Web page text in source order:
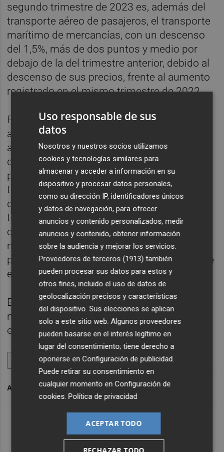
segundo trimestre de 2023 es, además del
transporte aéreo de pasajeros, el transporte
marítimo de mercancías, con un descenso
del 1,5%, más de dos puntos y medio por
debajo de la del trimestre anterior, debido al
descenso de sus precios, frente al aumento
registrado en el mismo trimestre de 2022.
Por su parte, entre las actividades cuya tasa
anual se acelera respecto al trimestre
anterior destacan las telecomunicaciones,
que presenta una tasa anual del 3%, casi 2,5
puntos por encima de la del segundo
trimestre, debido a la subida de los precios
de esta actividad, mayor que la del tercer
trimestre del año pasado, y la publicidad,
cuya variación aumenta más de un punto y
medio, hasta el 6,8%, causado por los
precios, que bajan este trimestre menos que
en el tercero del año pasado.
En este sentido, los precios de la publicidad
no aumentaban tanto en un tercer trimestre,
en tasa interanual, desde 2018.
Copiar al portapapeles Imprimir
ARCHIVADO EN TRANSPORTES TRANS INE
Uso responsable de sus
datos
Nosotros y nuestros socios utilizamos
cookies y tecnologías similares para
almacenar y acceder a información en su
dispositivo y procesar datos personales,
como su dirección IP, identificadores únicos
y datos de navegación, para ofrecer
anuncios y contenido personalizados, medir
anuncios y contenido, obtener información
sobre la audiencia y mejorar los servicios.
Proveedores de terceros (1913) también
pueden procesar sus datos para estos y
otros fines, incluido el uso de datos de
geolocalización precisos y características
del dispositivo. Sus elecciones se aplican
solo a este sitio web. Algunos proveedores
pueden basarse en el interés legítimo en
lugar del consentimiento; tiene derecho a
oponerse enConfiguración de publicidad
Puede retirar su consentimiento en
cualquier momento enConfiguración de
cookies .Política de privacidad
ACEPTAR TODO
RECHAZAR TODO